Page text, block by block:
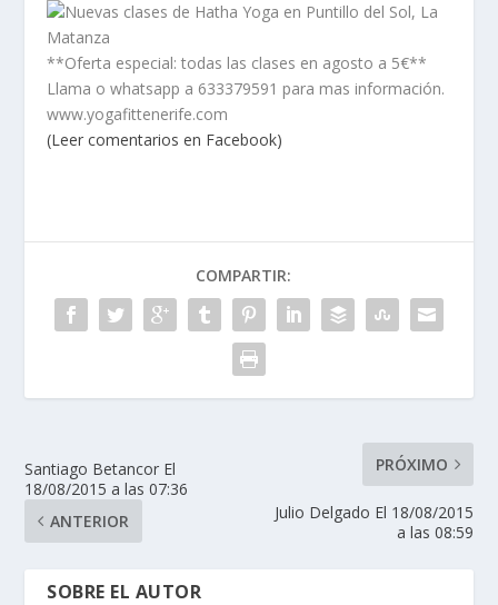
Nuevas clases de Hatha Yoga en Puntillo del Sol, La
Matanza
**Oferta especial: todas las clases en agosto a 5€**
Llama o whatsapp a 633379591 para mas información.
www.yogafittenerife.com
(Leer comentarios en Facebook)
COMPARTIR:
Santiago Betancor El
18/08/2015 a las 07:36
ANTERIOR
PRÓXIMO
Julio Delgado El 18/08/2015
a las 08:59
SOBRE EL AUTOR